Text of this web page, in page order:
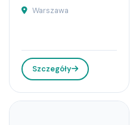
Warszawa
Szczegóły